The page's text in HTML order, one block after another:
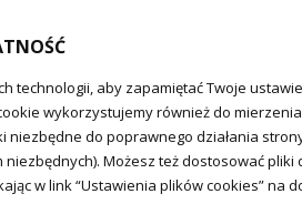
(główne)
Filtry
technologii, aby zapamiętać Twoje
wykorzystujemy również do
niezbędne do poprawnego działania
Możesz też dostosować
w link “Ustawienia plików cookies” na